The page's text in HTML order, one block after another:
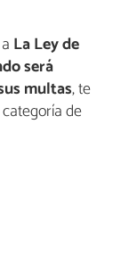
La Ley de
será
multas, te
de